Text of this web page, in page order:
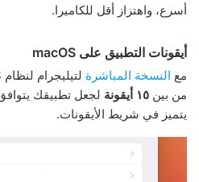
أسرع، واهتزاز أقل للكاميرا.
أيقونات التطبيق على macOS
مع النسخة المباشرة
من بين ١٥ أيقونة
لجعل تطبيقك
يتميز في شريط الأيقونات.